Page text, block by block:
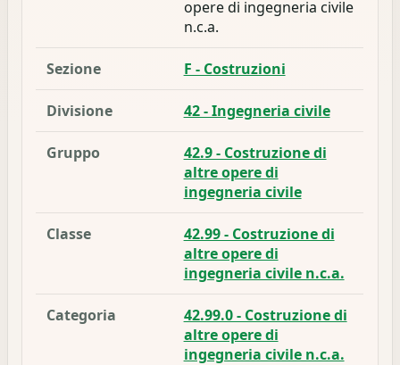
opere di ingegneria civile
n.c.a.
Sezione F - Costruzioni
Divisione 42 - Ingegneria civile
Gruppo
42.9 - Costruzione di
altre opere di
ingegneria civile
Classe
42.99 - Costruzione di
altre opere di
ingegneria civile n.c.a.
Categoria
42.99.0 - Costruzione di
altre opere di
ingegneria civile n.c.a.